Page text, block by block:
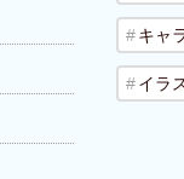
キャ
イラ